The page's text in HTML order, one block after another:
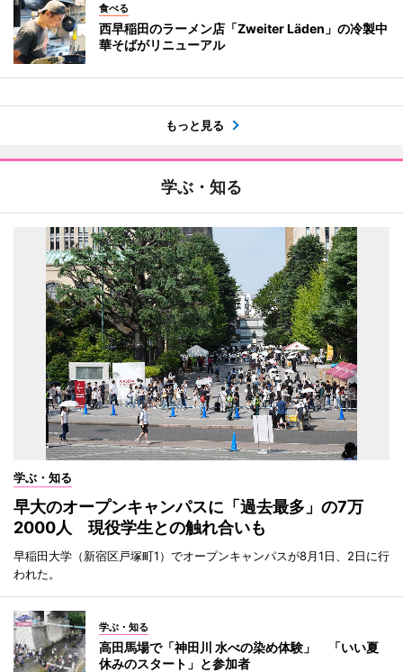
食べる
西早稲田のラーメン店「Zweiter Läden」の冷製中
華そばがリニューアル
もっと見る
学ぶ・知る
学ぶ・知る
早大のオープンキャンパスに「過去最多」の7万
2000人 現役学生との触れ合いも
早稲田大学（新宿区戸塚町1）でオープンキャンパスが8月1日、2日に行
われた。
学ぶ・知る
高田馬場で「神田川 水べの染め体験」 「いい夏
休みのスタート」と参加者